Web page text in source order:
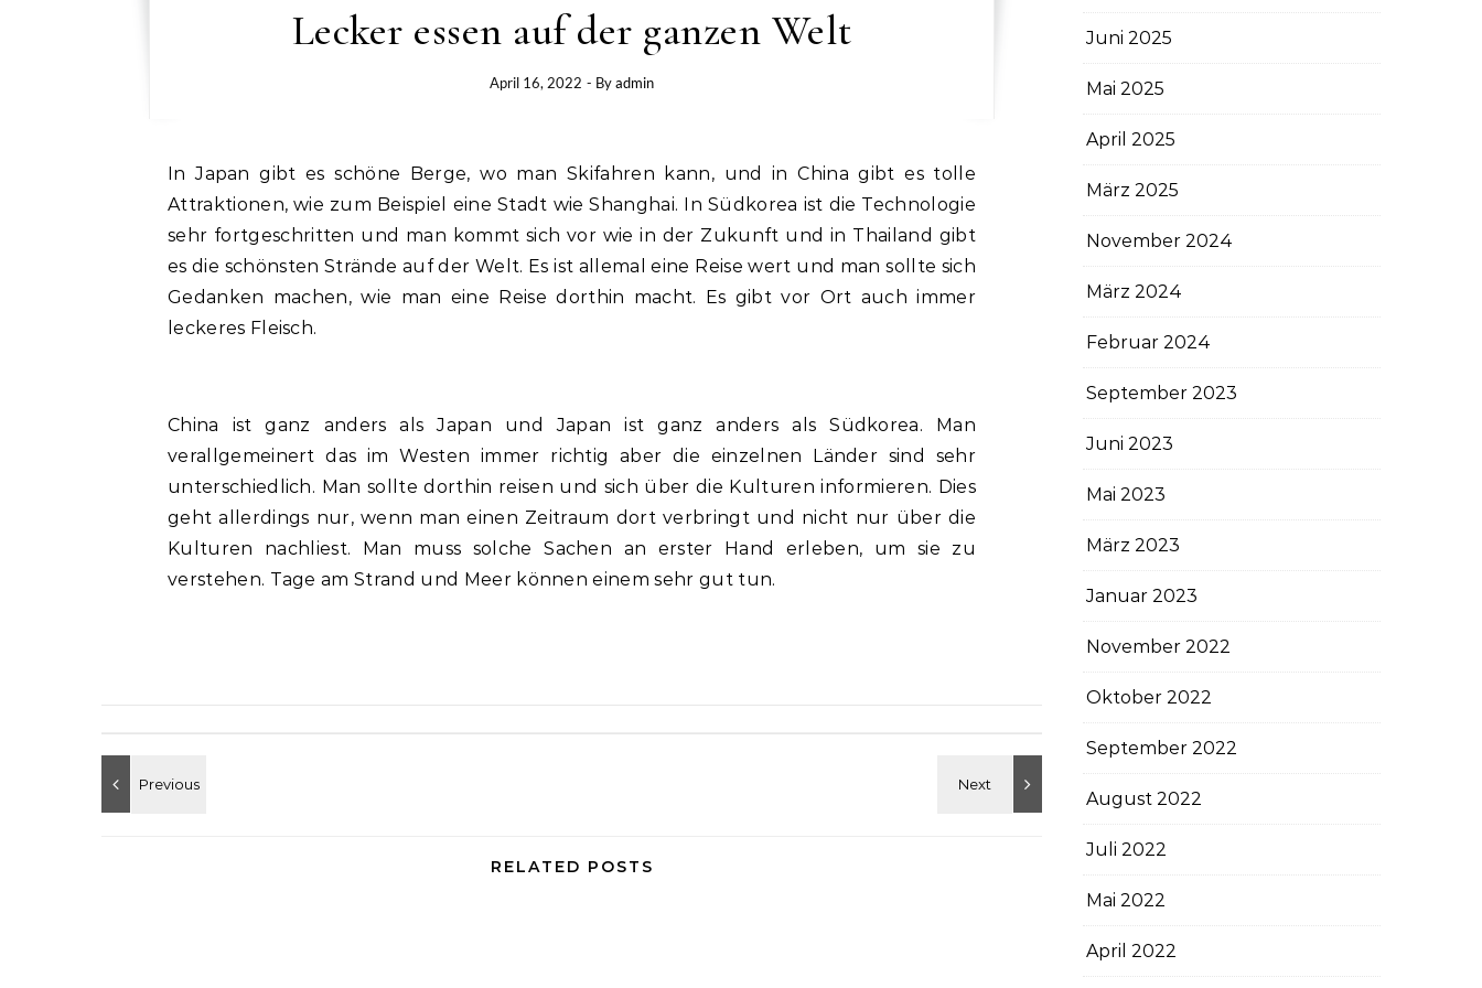
Lecker essen auf der ganzen Welt
April 16, 2022 - Byadmin
In Japan gibt es schöne Berge, wo man Skifahren kann, und in China gibt es tolle
Attraktionen, wie zum Beispiel eine Stadt wie Shanghai. In Südkorea ist die Technologie
sehr fortgeschritten und man kommt sich vor wie in der Zukunft und in Thailand gibt
es die schönsten Strände auf der Welt. Es ist allemal eine Reise wert und man sollte sich
Gedanken machen, wie man eine Reise dorthin macht. Es gibt vor Ort auch immer
leckeres Fleisch.
China ist ganz anders als Japan und Japan ist ganz anders als Südkorea. Man
verallgemeinert das im Westen immer richtig aber die einzelnen Länder sind sehr
unterschiedlich. Man sollte dorthin reisen und sich über die Kulturen informieren. Dies
geht allerdings nur, wenn man einen Zeitraum dort verbringt und nicht nur über die
Kulturen nachliest. Man muss solche Sachen an erster Hand erleben, um sie zu
verstehen. Tage am Strand und Meer können einem sehr gut tun.
RELATED POSTS
Juni 2025
Mai 2025
April 2025
März 2025
November 2024
März 2024
Februar 2024
September 2023
Juni 2023
Mai 2023
März 2023
Januar 2023
November 2022
Oktober 2022
September 2022
August 2022
Juli 2022
Mai 2022
April 2022